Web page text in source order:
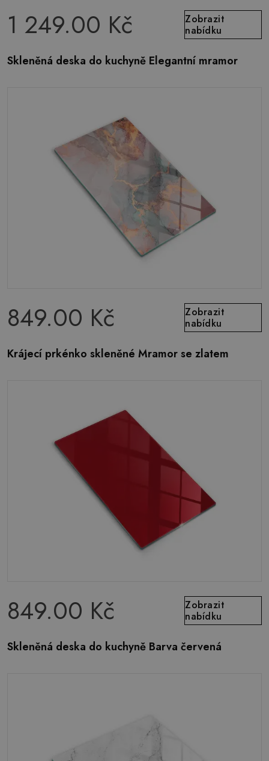
1 249.00 Kč
Zobrazit
nabídku
Skleněná deska do kuchyně Elegantní mramor
849.00 Kč
Zobrazit
nabídku
Krájecí prkénko skleněné Mramor se zlatem
849.00 Kč
Zobrazit
nabídku
Skleněná deska do kuchyně Barva červená